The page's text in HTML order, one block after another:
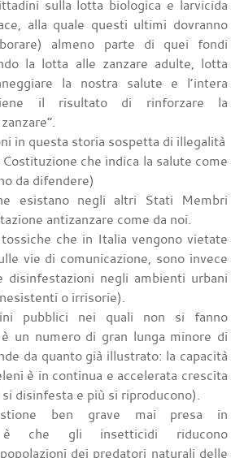
sulla lotta biologica e larvicida
alla quale questi ultimi dovranno
almeno parte di quei fondi
la lotta alle zanzare adulte, lotta
la nostra salute e l’intera
il risultato di rinforzare la
in questa storia sospetta di illegalità
che indica la salute come
da difendere)
esistano negli altri Stati Membri
antizanzare come da noi.
che in Italia vengono vietate
vie di comunicazione, sono invece
disinfestazioni negli ambienti urbani
o irrisorie).
pubblici nei quali non si fanno
un numero di gran lunga minore di
da quanto già illustrato: la capacità
è in continua e accelerata crescita
disinfesta e più si riproducono).
ben grave mai presa in
è che gli insetticidi riducono
dei predatori naturali delle